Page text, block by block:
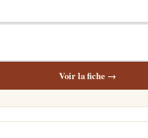
Voir la fiche →